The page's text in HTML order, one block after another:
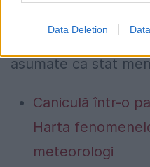
Data Deletion
noastre pentru
asumate ca stat
Caniculă într-o
Harta
meteorologi